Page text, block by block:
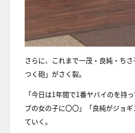
さらに、これまで一茂・良純・ち
つく砲」がさく裂。
「今日は1年間で1番ヤバイのを持
ブの女の子に〇〇」「良純がジョ
ていく。